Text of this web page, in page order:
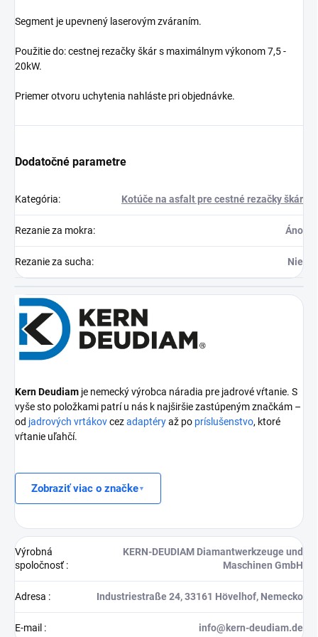
Segment je upevnený laserovým zváraním.
Použitie do: cestnej rezačky škár s maximálnym výkonom 7,5 -
20kW.
Priemer otvoru uchytenia nahláste pri objednávke.
Dodatočné parametre
Kategória: Kotúče na asfalt pre cestné rezačky škár
Rezanie za mokra: Áno
Rezanie za sucha: Nie
Kern Deudiam je nemecký výrobca náradia pre jadrové vŕtanie. S
vyše sto položkami patrí u nás k najširšie zastúpeným značkám –
od jadrových vrtákovcezadaptéryaž po príslušenstvo, ktoré
vŕtanie uľahčí.
Zobraziť viac o značke
Výrobná
spoločnosť:
KERN-DEUDIAM Diamantwerkzeuge und
Maschinen GmbH
Adresa : Industriestraße 24, 33161 Hövelhof, Nemecko
E-mail : info@kern-deudiam.de